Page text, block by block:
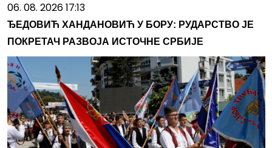
06. 08. 2026 17:13
ЂЕДОВИЋ ХАНДАНОВИЋ У БОРУ: РУДАРСТВО ЈЕ
ПОКРЕТАЧ РАЗВОЈА ИСТОЧНЕ СРБИЈЕ